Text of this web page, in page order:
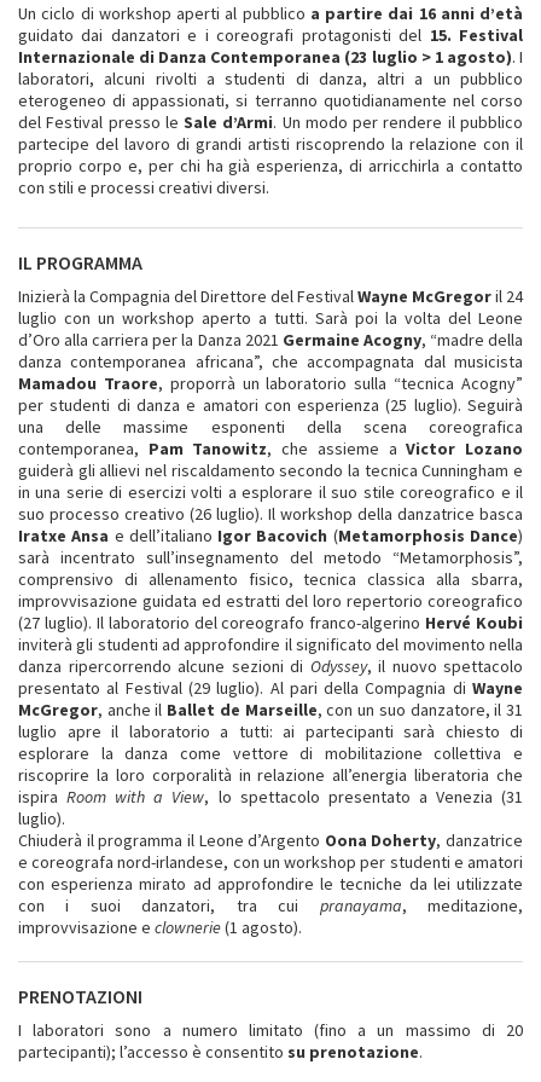
Un ciclo di workshop aperti al pubblico a partire dai 16 anni d’età
guidato dai danzatori e i coreografi protagonisti del 15. Festival
Internazionale di Danza Contemporanea (23 luglio > 1 agosto). I
laboratori, alcuni rivolti a studenti di danza, altri a un pubblico
eterogeneo di appassionati, si terranno quotidianamente nel corso
del Festival presso leSale d’Armi. Un modo per rendere il pubblico
partecipe del lavoro di grandi artisti riscoprendo la relazione con il
proprio corpo e, per chi ha già esperienza, di arricchirla a contatto
con stili e processi creativi diversi.
IL PROGRAMMA
Inizierà la Compagnia del Direttore del FestivalWayne McGregoril 24
luglio con un workshop aperto a tutti. Sarà poi la volta del Leone
d’Oro alla carriera per la Danza 2021 Germaine Acogny, “madre della
danza contemporanea africana”, che accompagnata dal musicista
Mamadou Traore, proporrà un laboratorio sulla “tecnica Acogny”
per studenti di danza e amatori con esperienza (25 luglio). Seguirà
una delle massime esponenti della scena coreografica
contemporanea, Pam Tanowitz, che assieme aVictor Lozano
guiderà gli allievi nel riscaldamento secondo la tecnica Cunningham e
in una serie di esercizi volti a esplorare il suo stile coreografico e il
suo processo creativo (26 luglio). Il workshop della danzatrice basca
Iratxe Ansa e dell’italiano Igor Bacovich (Metamorphosis Dance)
sarà incentrato sull’insegnamento del metodo “Metamorphosis”,
comprensivo di allenamento fisico, tecnica classica alla sbarra,
improvvisazione guidata ed estratti del loro repertorio coreografico
(27 luglio). Il laboratorio del coreografo franco-algerino Hervé Koubi
inviterà gli studenti ad approfondire il significato del movimento nella
danza ripercorrendo alcune sezioni di Odyssey, il nuovo spettacolo
presentato al Festival (29 luglio). Al pari della Compagnia di Wayne
McGregor, anche il Ballet de Marseille, con un suo danzatore, il 31
luglio apre il laboratorio a tutti: ai partecipanti sarà chiesto di
esplorare la danza come vettore di mobilitazione collettiva e
riscoprire la loro corporalità in relazione all’energia liberatoria che
ispiraRoom with a View, lo spettacolo presentato a Venezia (31
luglio).
Chiuderà il programma il Leone d’Argento Oona Doherty, danzatrice
e coreografa nord-irlandese, con un workshop per studenti e amatori
con esperienza mirato ad approfondire le tecniche da lei utilizzate
con i suoi danzatori, tra cui pranayama, meditazione,
improvvisazione e clownerie(1 agosto).
PRENOTAZIONI
I laboratori sono a numero limitato (fino a un massimo di 20
partecipanti); l’accesso è consentito su prenotazione.